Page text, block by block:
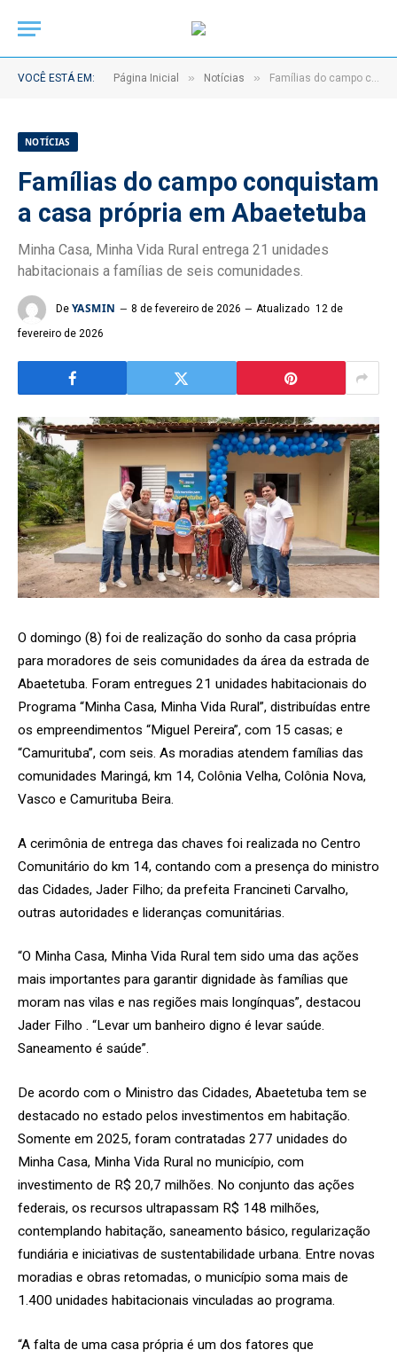
VOCÊ ESTÁ EM: Página Inicial » Notícias » Famílias do campo conquistam a casa própria em Abaetetuba
NOTÍCIAS
Famílias do campo conquistam
a casa própria em Abaetetuba
Minha Casa, Minha Vida Rural entrega 21 unidades
habitacionais a famílias de seis comunidades.
De YASMIN 8 de fevereiro de 2026 Atualizado 12 de
fevereiro de 2026
O domingo (8) foi de realização do sonho da casa própria
para moradores de seis comunidades da área da estrada de
Abaetetuba. Foram entregues 21 unidades habitacionais do
Programa “Minha Casa, Minha Vida Rural”, distribuídas entre
os empreendimentos “Miguel Pereira”, com 15 casas; e
“Camurituba”, com seis. As moradias atendem famílias das
comunidades Maringá, km 14, Colônia Velha, Colônia Nova,
Vasco e Camurituba Beira.
A cerimônia de entrega das chaves foi realizada no Centro
Comunitário do km 14, contando com a presença do ministro
das Cidades, Jader Filho; da prefeita Francineti Carvalho,
outras autoridades e lideranças comunitárias.
“O Minha Casa, Minha Vida Rural tem sido uma das ações
mais importantes para garantir dignidade às famílias que
moram nas vilas e nas regiões mais longínquas”, destacou
Jader Filho . “Levar um banheiro digno é levar saúde.
Saneamento é saúde”.
De acordo com o Ministro das Cidades, Abaetetuba tem se
destacado no estado pelos investimentos em habitação.
Somente em 2025, foram contratadas 277 unidades do
Minha Casa, Minha Vida Rural no município, com
investimento de R$ 20,7 milhões. No conjunto das ações
federais, os recursos ultrapassam R$ 148 milhões,
contemplando habitação, saneamento básico, regularização
fundiária e iniciativas de sustentabilidade urbana. Entre novas
moradias e obras retomadas, o município soma mais de
1.400 unidades habitacionais vinculadas ao programa.
“A falta de uma casa própria é um dos fatores que